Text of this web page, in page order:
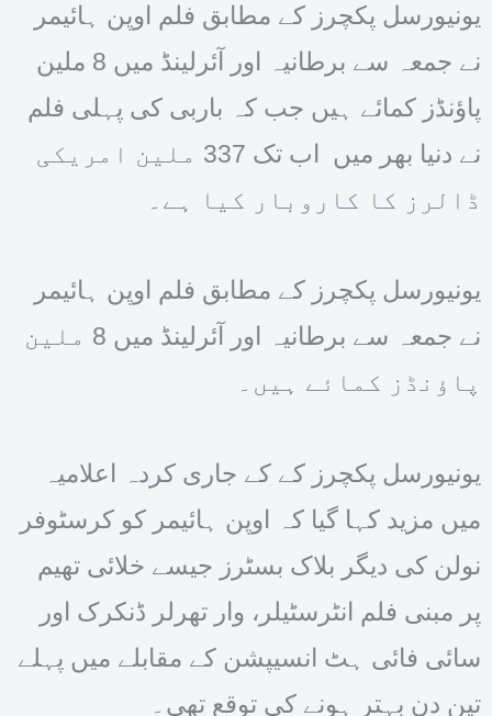
یونیورسل پکچرز کے مطابق فلم اوپن ہائیمر
نے جمعہ سے برطانیہ اور آئرلینڈ میں 8 ملین
پاؤنڈز کمائے ہیں جب کہ باربی کی پہلی فلم
نے دنیا بھر میں اب تک 337 ملین امریکی
ڈالرز کا کاروبار کیا ہے۔
یونیورسل پکچرز کے مطابق فلم اوپن ہائیمر
نے جمعہ سے برطانیہ اور آئرلینڈ میں 8 ملین
پاؤنڈز کمائے ہیں۔
یونیورسل پکچرز کے کے جاری کردہ اعلامیہ
میں مزید کہا گیا کہ اوپن ہائیمر کو کرسٹوفر
نولن کی دیگر بلاک بسٹرز جیسے خلائی تھیم
پر مبنی فلم انٹرسٹیلر، وار تھرلر ڈنکرک اور
سائی فائی ہٹ انسیپشن کے مقابلے میں پہلے
تین دن بہتر ہونے کی توقع تھی۔